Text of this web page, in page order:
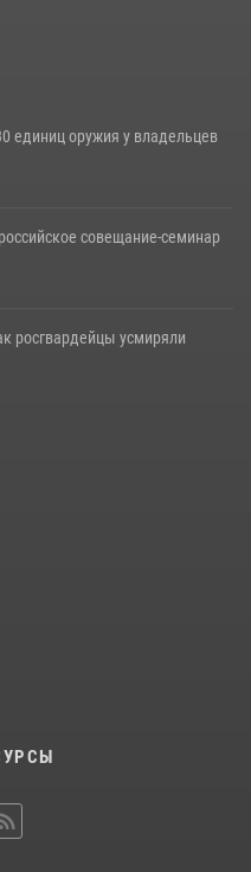
единиц оружия у владельцев
совещание-семинар
росгвардейцы усмиряли